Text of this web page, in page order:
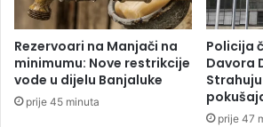
c
e
i
d
a
k
e
o
Rezervoari na Manjači na
minimumu: Nove restrikcije
vode u dijelu Banjaluke
prije 45 minuta
Policija
Davora
prije 47